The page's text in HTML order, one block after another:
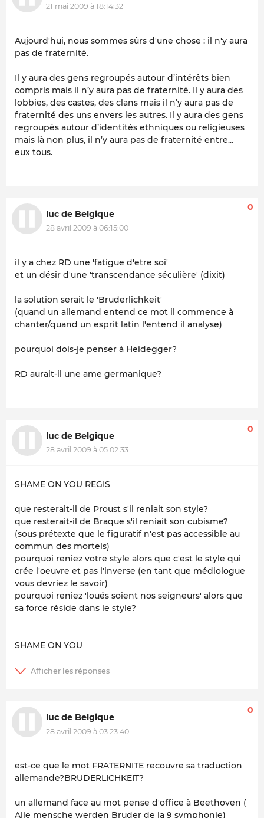
21 mai 2009 à 18:14:32
Aujourd'hui, nous sommes sûrs d'une chose : il n'y aura
pas de fraternité.
Il y aura des gens regroupés autour d’intérêts bien
compris mais il n’y aura pas de fraternité. Il y aura des
lobbies, des castes, des clans mais il n’y aura pas de
fraternité des uns envers les autres. Il y aura des gens
regroupés autour d’identités ethniques ou religieuses
mais là non plus, il n’y aura pas de fraternité entre...
eux tous.
luc de Belgique
28 avril 2009 à 06:15:00
0
il y a chez RD une 'fatigue d'etre soi'
et un désir d'une 'transcendance séculière' (dixit)
la solution serait le 'Bruderlichkeit'
(quand un allemand entend ce mot il commence à
chanter/quand un esprit latin l'entend il analyse)
pourquoi dois-je penser à Heidegger?
RD aurait-il une ame germanique?
luc de Belgique
28 avril 2009 à 05:02:33
0
SHAME ON YOU REGIS
que resterait-il de Proust s'il reniait son style?
que resterait-il de Braque s'il reniait son cubisme?
(sous prétexte que le figuratif n'est pas accessible au
commun des mortels)
pourquoi reniez votre style alors que c'est le style qui
crée l'oeuvre et pas l'inverse (en tant que médiologue
vous devriez le savoir)
pourquoi reniez 'loués soient nos seigneurs' alors que
sa force réside dans le style?
SHAME ON YOU
luc de Belgique
28 avril 2009 à 03:23:40
0
est-ce que le mot FRATERNITE recouvre sa traduction
allemande?BRUDERLICHKEIT?
un allemand face au mot pense d'office à Beethoven (
Alle mensche werden Bruder de la 9 symphonie)